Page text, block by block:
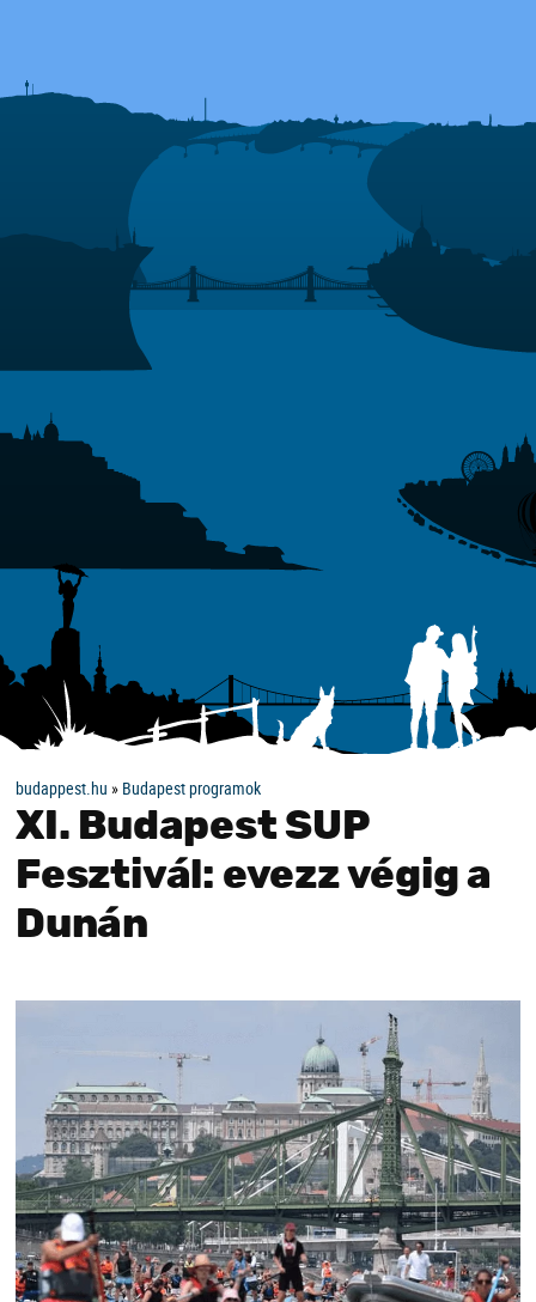
budappest.hu » Budapest programok
XI. Budapest SUP
Fesztivál: evezz végig a
Dunán